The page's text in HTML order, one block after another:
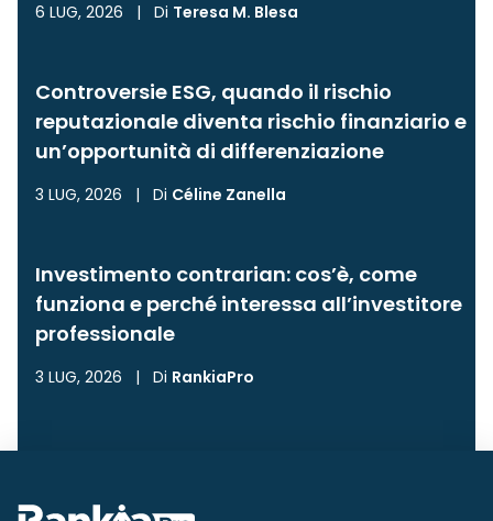
6 LUG, 2026 | Di Teresa M. Blesa
Controversie ESG, quando il rischio
reputazionale diventa rischio finanziario e
un’opportunità di differenziazione
3 LUG, 2026 | Di Céline Zanella
Investimento contrarian: cos’è, come
funziona e perché interessa all’investitore
professionale
3 LUG, 2026 | Di RankiaPro